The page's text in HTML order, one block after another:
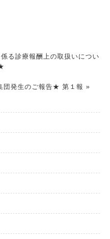
る診療報酬上の取扱いについ
団発生のご報告★ 第１報 »